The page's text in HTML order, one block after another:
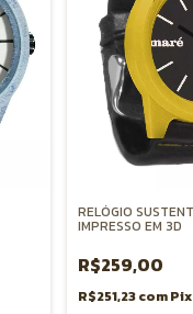
RELÓGIO
IMPRESSO EM 3D
R$259,00
R$251,23comPix